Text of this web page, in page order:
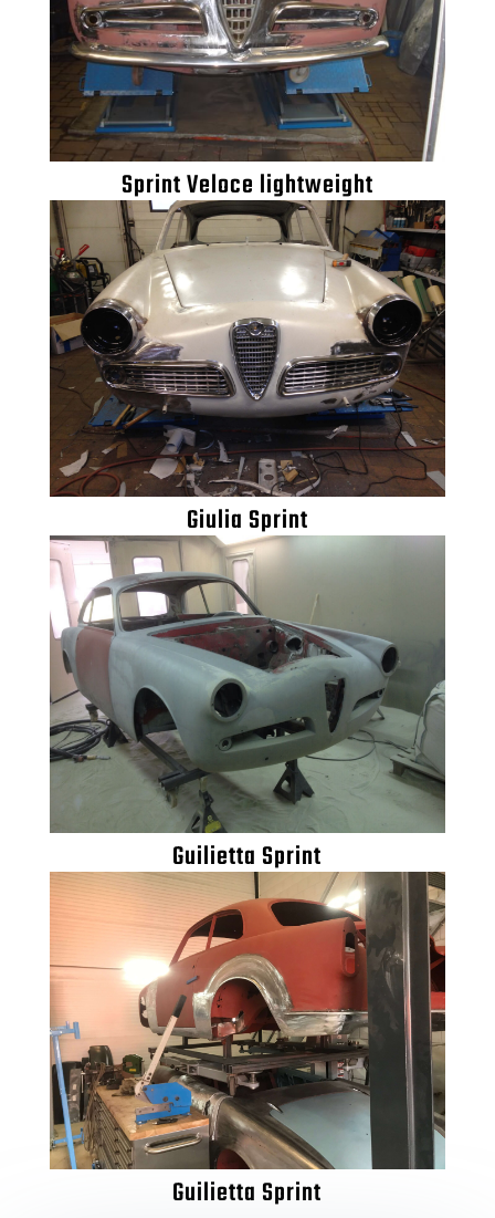
Sprint Veloce lightweight
Giulia Sprint
Guilietta Sprint
Guilietta Sprint